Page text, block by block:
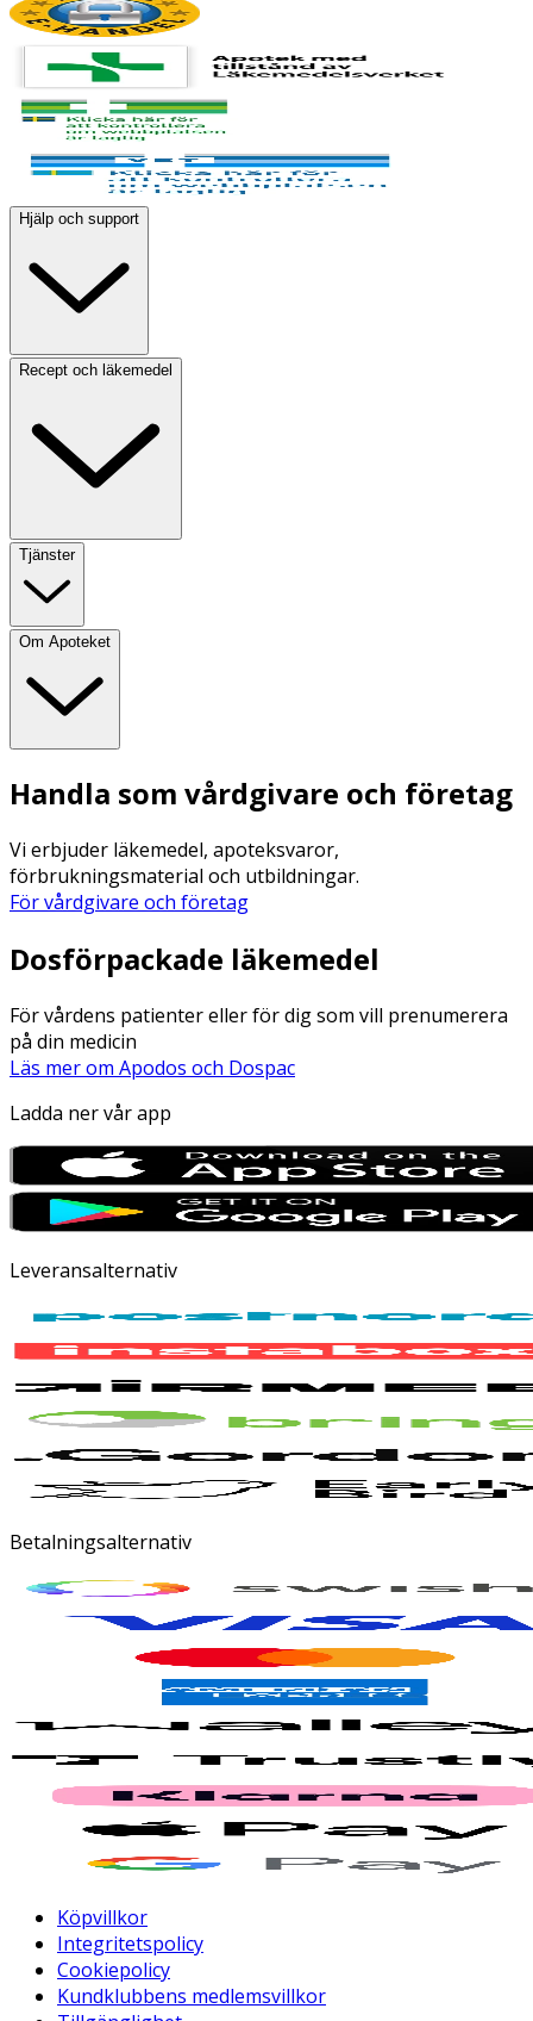
Hjälp och support
Recept och läkemedel
Tjänster
Om Apoteket
Handla som vårdgivare och företag
Vi erbjuder läkemedel, apoteksvaror,
förbrukningsmaterial och utbildningar.
För vårdgivare och företag
Dosförpackade läkemedel
För vårdens patienter eller för dig som vill prenumerera
på din medicin
Läs mer om Apodos och Dospac
Ladda ner vår app
Leveransalternativ
Betalningsalternativ
Köpvillkor
Integritetspolicy
Cookiepolicy
Kundklubbens medlemsvillkor